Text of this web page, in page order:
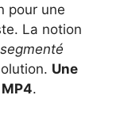
pour une
La notion
Une
.